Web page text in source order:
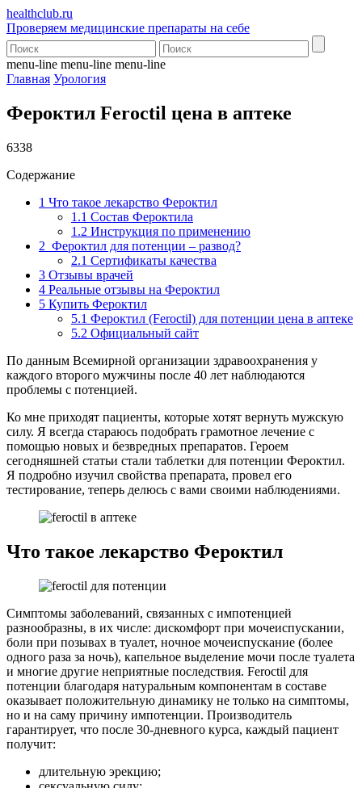
healthclub.ru
Проверяем медицинские препараты на себе
menu-line menu-line menu-line
Главная Урология
Фероктил Feroctil цена в аптеке
6338
Содержание
1 Что такое лекарство Фероктил
1.1 Состав Фероктила
1.2 Инструкция по применению
2 Фероктил для потенции – развод?
2.1 Сертификаты качества
3 Отзывы врачей
4 Реальные отзывы на Фероктил
5 Купить Фероктил
5.1 Фероктил (Feroctil) для потенции цена в аптеке
5.2 Официальный сайт
По данным Всемирной организации здравоохранения у
каждого второго мужчины после 40 лет наблюдаются
проблемы с потенцией.
Ко мне приходят пациенты, которые хотят вернуть мужскую
силу. Я всегда стараюсь подобрать грамотное лечение с
помощью новых и безвредных препаратов. Героем
сегодняшней статьи стали таблетки для потенции Фероктил.
Я подробно изучил свойства препарата, провел его
тестирование, теперь делюсь с вами своими наблюдениями.
Что такое лекарство Фероктил
Симптомы заболеваний, связанных с импотенцией
разнообразны, в их числе: дискомфорт при мочеиспускании,
боли при позывах в туалет, ночное мочеиспускание (более
одного раза за ночь), капельное выделение мочи после туалета
и многие другие неприятные последствия. Feroctil для
потенции благодаря натуральным компонентам в составе
оказывает положительную динамику не только на симптомы,
но и на саму причину импотенции. Производитель
гарантирует, что после 30-дневного курса, каждый пациент
получит:
длительную эрекцию;